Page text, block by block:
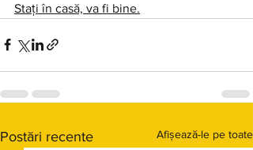
Stați în casă, va fi bine.
Postări recente Afișează-le pe toate